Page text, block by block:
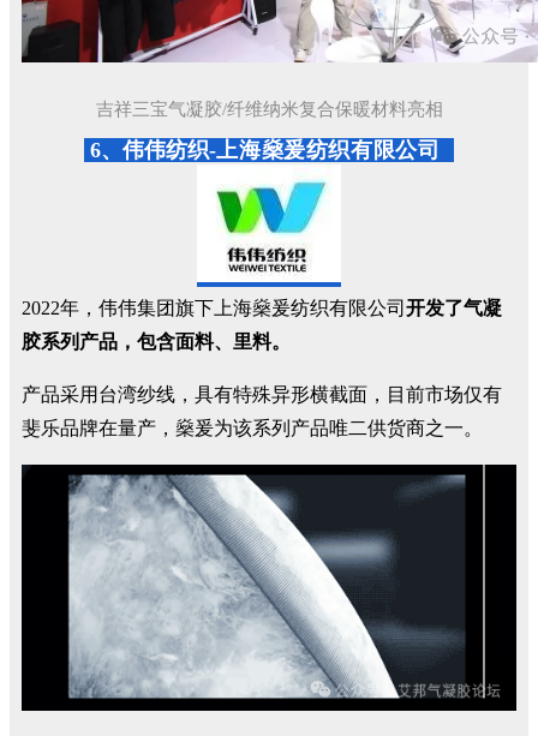
吉祥三宝气凝胶/纤维纳米复合保暖材料亮相
6、伟伟纺织-上海燊爰纺织有限公司
2022年，伟伟集团旗下上海燊爰纺织有限公司 开发了气凝
胶系列产品，包含面料、里料。
产品采用台湾纱线，具有特殊异形横截面，目前市场仅有
斐乐品牌在量产，燊爰为该系列产品唯二供货商之一。